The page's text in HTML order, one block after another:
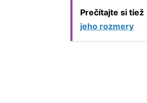
Prečítajte si tiež
jeho rozmery